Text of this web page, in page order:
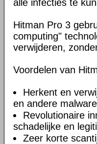
alle infecties te
Hitman Pro 3
computing"
verwijderen,
Voordelen van
Herkent en
en andere
Revolutionaire
schadelijke en
Zeer korte